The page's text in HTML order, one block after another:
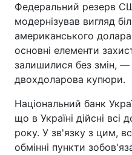
Федеральний резерв
модернізував вигляд
американського
основні елементи
залишилися без змін,
двохдоларова купюри.
Національний банк
що в Україні дійсні всі
року. У зв'язку з цим,
обмінні пункти